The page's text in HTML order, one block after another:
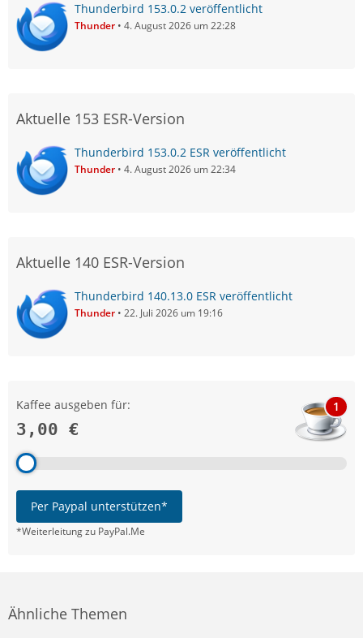
Thunderbird 153.0.2 veröffentlicht
Thunder 4. August 2026 um 22:28
Aktuelle 153 ESR-Version
Thunderbird 153.0.2 ESR veröffentlicht
Thunder 4. August 2026 um 22:34
Aktuelle 140 ESR-Version
Thunderbird 140.13.0 ESR veröffentlicht
Thunder 22. Juli 2026 um 19:16
Kaffee ausgeben für:
3,00 €
1
Per Paypal unterstützen*
*Weiterleitung zu PayPal.Me
Ähnliche Themen